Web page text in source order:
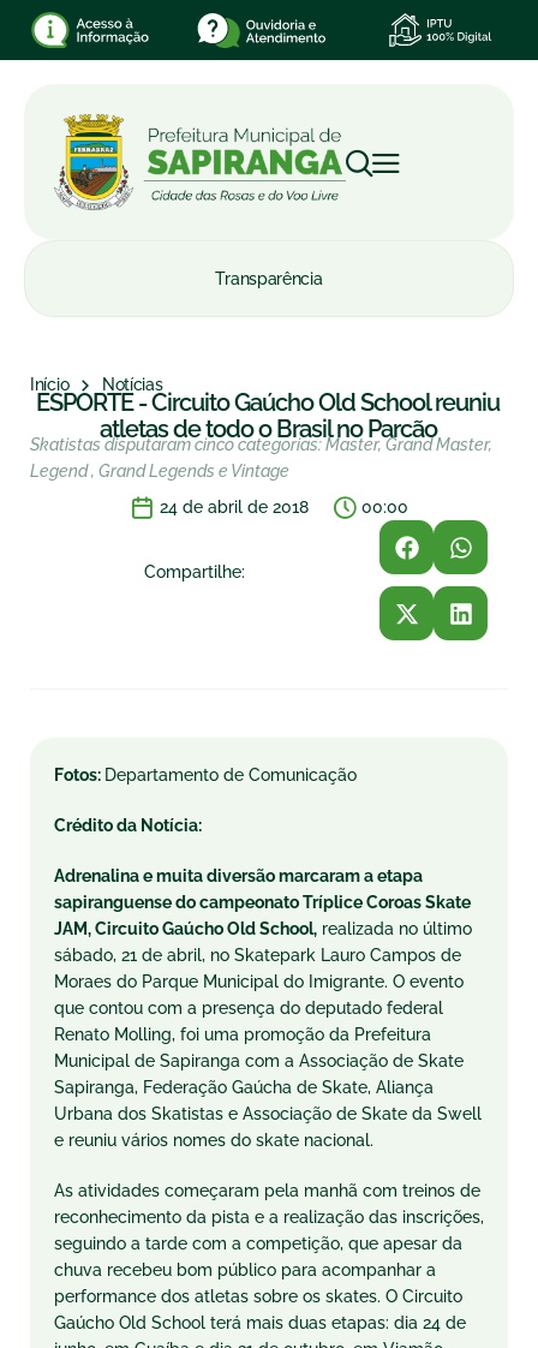
Transparência
Início Notícias
ESPORTE - Circuito Gaúcho Old School reuniu
atletas de todo o Brasil no Parcão
Skatistas disputaram cinco categorias: Master, Grand Master,
Legend , Grand Legends e Vintage
24 de abril de 2018
00:00
Compartilhe:
Fotos: Departamento de Comunicação
Crédito da Notícia:
Adrenalina e muita diversão marcaram a etapa
sapiranguense do campeonato Tríplice Coroas Skate
JAM, Circuito Gaúcho Old School, realizada no último
sábado, 21 de abril, no Skatepark Lauro Campos de
Moraes do Parque Municipal do Imigrante. O evento
que contou com a presença do deputado federal
Renato Molling, foi uma promoção da Prefeitura
Municipal de Sapiranga com a Associação de Skate
Sapiranga, Federação Gaúcha de Skate, Aliança
Urbana dos Skatistas e Associação de Skate da Swell
e reuniu vários nomes do skate nacional.
As atividades começaram pela manhã com treinos de
reconhecimento da pista e a realização das inscrições,
seguindo a tarde com a competição, que apesar da
chuva recebeu bom público para acompanhar a
performance dos atletas sobre os skates. O Circuito
Gaúcho Old School terá mais duas etapas: dia 24 de